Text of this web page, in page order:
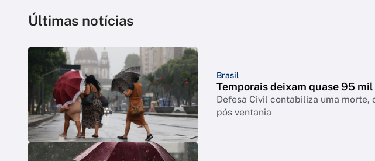
Últimas notícias
Brasil
Temporais deixam quase 95
Defesa Civil contabiliza uma morte,
pós ventania